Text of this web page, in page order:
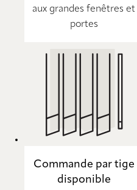
aux grandes fenêtres et
portes
Commande par tige
disponible